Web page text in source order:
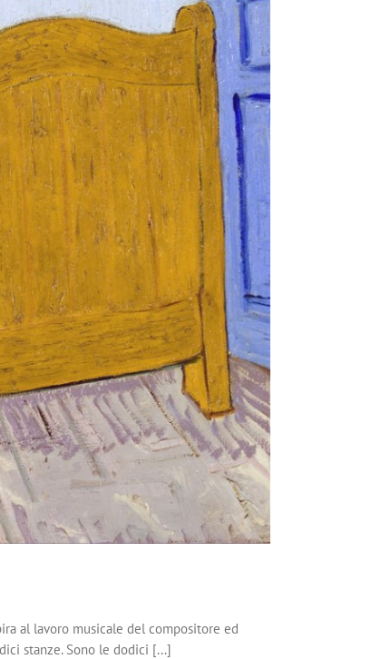
al lavoro musicale del compositore ed
stanze. Sono le dodici [...]